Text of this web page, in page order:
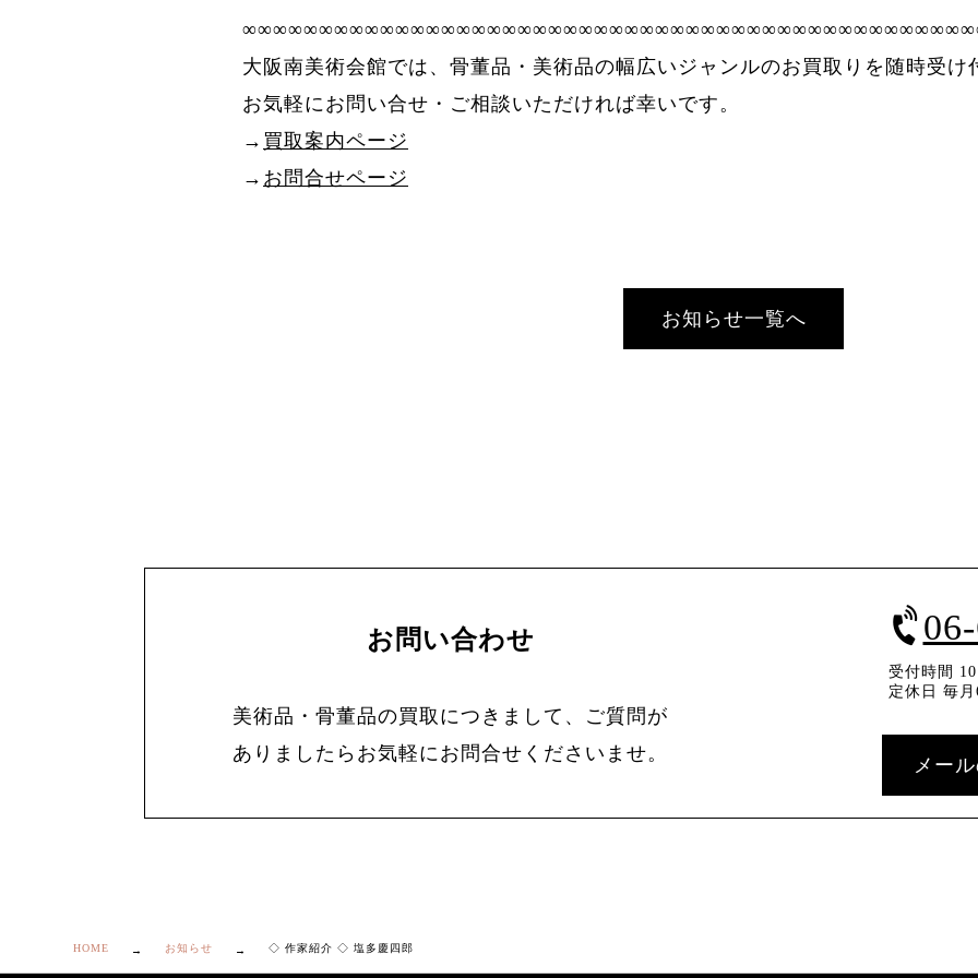
大阪南美術会館では、骨董品・美術品の幅広いジャンルのお買取りを随時受け
お気軽にお問い合せ・ご相談いただければ幸いです。
→ 買取案内ページ
→ お問合せページ
お知らせ一覧へ
お問い合わせ
美術品・骨董品の買取につきまして、ご質問が
ありましたらお気軽にお問合せくださいませ。
受付時間
定休日 毎月
メー
HOME お知らせ ◇ 作家紹介 ◇ 塩多慶四郎